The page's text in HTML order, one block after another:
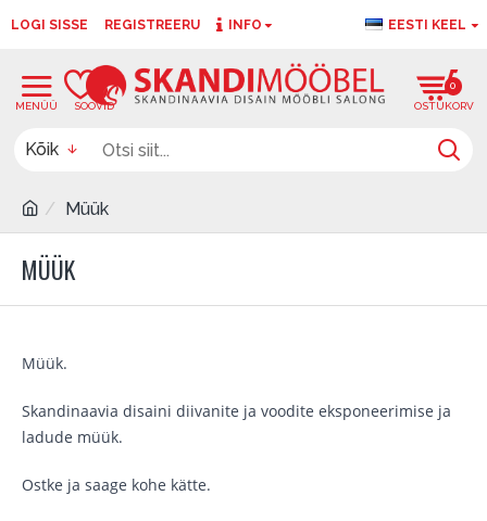
LOGI SISSE REGISTREERU INFO EESTI KEEL
0
Kõik
Müük
MÜÜK
Müük.
Skandinaavia disaini diivanite ja voodite eksponeerimise ja
ladude müük.
Ostke ja saage kohe kätte.